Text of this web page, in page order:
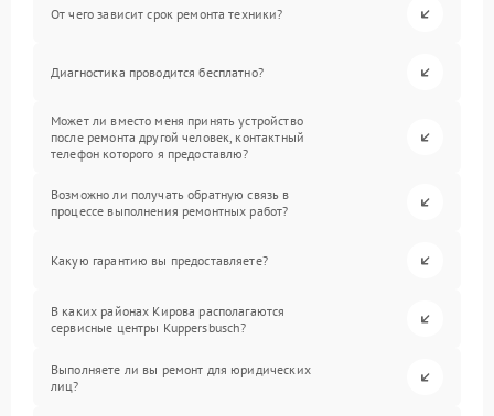
От чего зависит срок ремонта техники?
Диагностика проводится бесплатно?
Может ли вместо меня принять устройство
после ремонта другой человек, контактный
телефон которого я предоставлю?
Возможно ли получать обратную связь в
процессе выполнения ремонтных работ?
Какую гарантию вы предоставляете?
В каких районах Кирова располагаются
сервисные центры Kuppersbusch?
Выполняете ли вы ремонт для юридических
лиц?